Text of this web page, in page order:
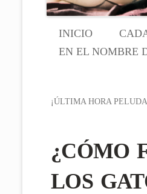
INICIO
EN EL NOMBRE
¡ÚLTIMA HORA
¿CÓMO
LOS